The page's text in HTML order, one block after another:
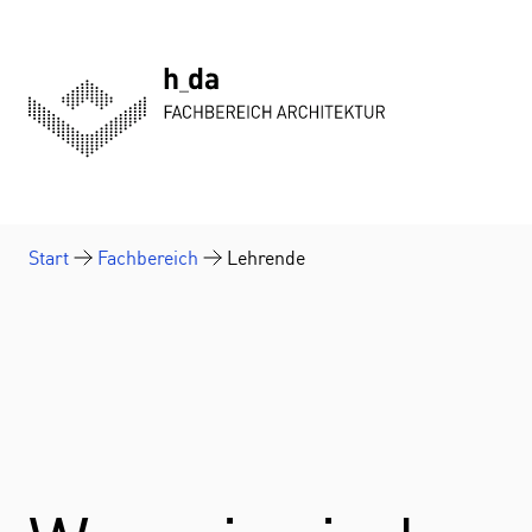
Start Fachbereich Lehrende